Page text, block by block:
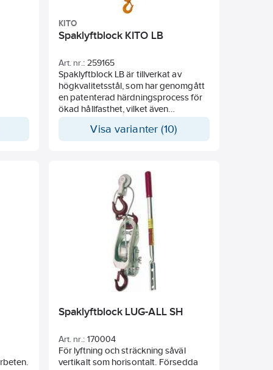
KITO
Spaklyftblock KITO LB
Art. nr.: 259165
Spaklyftblock LB är tillverkat av
högkvalitetsstål, som har genomgått
en patenterad härdningsprocess för
ökad hållfasthet, vilket även
utrustade med kraftig broms och två
spärrhakar. KITO har kalibrerad
lyftkätting i högsta kvalitet, klass 10.
Den nickelpläteradekättingens unika
ytbehandling ger en utökad
motståndskraft mot korrosion och
Visa varianter (10)
Spaklyftblock LUG-ALL SH
Art. nr.: 170004
För lyftning och sträckning såväl
vertikalt som horisontalt. Försedda